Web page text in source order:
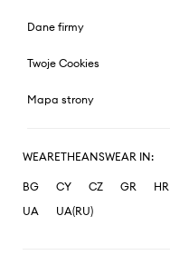
Dane firmy
Twoje Cookies
Mapa strony
WEARETHEANSWEAR IN:
BG CY CZ GR HR
UA
UA(RU)